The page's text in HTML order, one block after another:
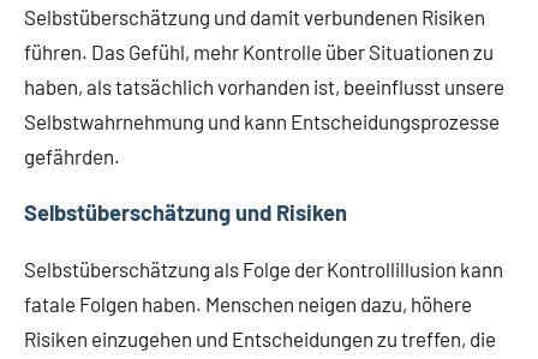
Selbstüberschätzung und damit verbundenen Risiken
führen. Das Gefühl, mehr Kontrolle über Situationen zu
haben, als tatsächlich vorhanden ist, beeinflusst unsere
Selbstwahrnehmung und kann Entscheidungsprozesse
gefährden.
Selbstüberschätzung und Risiken
Selbstüberschätzung als Folge der Kontrollillusion kann
fatale Folgen haben. Menschen neigen dazu, höhere
Risiken einzugehen und Entscheidungen zu treffen, die